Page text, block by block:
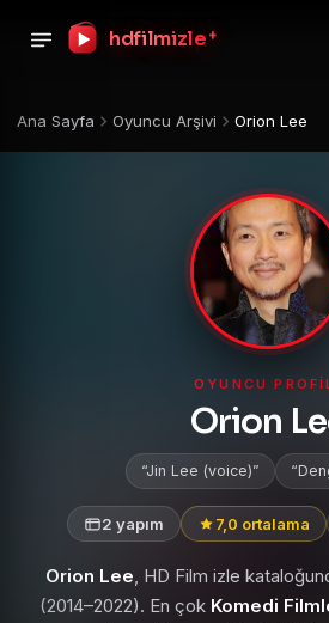
hdfilmizle +
Ana Sayfa Oyuncu Arşivi Orion Lee
OYUNCU
Orion
Jin Lee (voice)
2 yapım 7,0 ortalama
Orion Lee, HD Film izle
(2014–2022). En çok Komedi